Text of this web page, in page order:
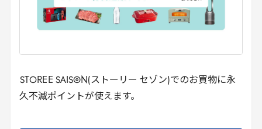
STOREE SAISON(ストーリー セゾン)でのお買物に永
久不滅ポイントが使えます。